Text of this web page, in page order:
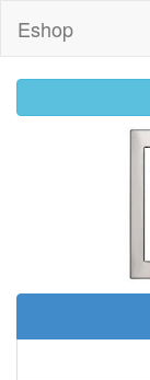
Eshop